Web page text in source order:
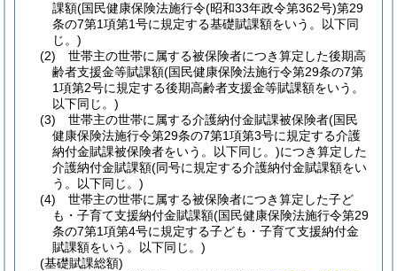
課額(国民健康保険法施行令(昭和33年政令第362号)第29
条の7第1項第1号に規定する基礎賦課額をいう。以下同
じ。)
(2)
世帯主の世帯に属する被保険者につき算定した後期高
齢者支援金等賦課額(国民健康保険法施行令第29条の7第
1項第2号に規定する後期高齢者支援金等賦課額をいう。
以下同じ。)
(3)
世帯主の世帯に属する介護納付金賦課被保険者(国民
健康保険法施行令第29条の7第1項第3号に規定する介護
納付金賦課被保険者をいう。以下同じ。)につき算定した
介護納付金賦課額(同号に規定する介護納付金賦課額をい
う。以下同じ。)
(4)
世帯主の世帯に属する被保険者につき算定した子ど
も・子育て支援納付金賦課額(国民健康保険法施行令第29
条の7第1項第4号に規定する子ども・子育て支援納付金
賦課額をいう。以下同じ。)
(基礎賦課総額)